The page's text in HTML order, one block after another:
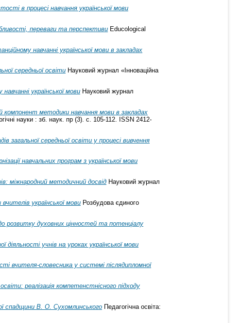
в процесі навчання української мови
переваги та перспективи Educological
навчанні української мови в закладах
середньої освіти Науковий журнал «Інноваційна
української мови Науковий журнал
компонент методики навчання мови в закладах
науки : зб. наук. пр (3). с. 105-112. ISSN 2412-
загальної середньої освіти у процесі вивчення
навчальних програм з української мови
міжнародний методичний досвід Науковий журнал
української мови Розбудова єдиного
розвитку духовних цінностей та потенціалу
діяльності учнів на уроках української мови
вчителя-словесника у системі післядипломної
реалізація компетенстнісного підходу
спадщини В. О. Сухомлинського Педагогічна освіта: